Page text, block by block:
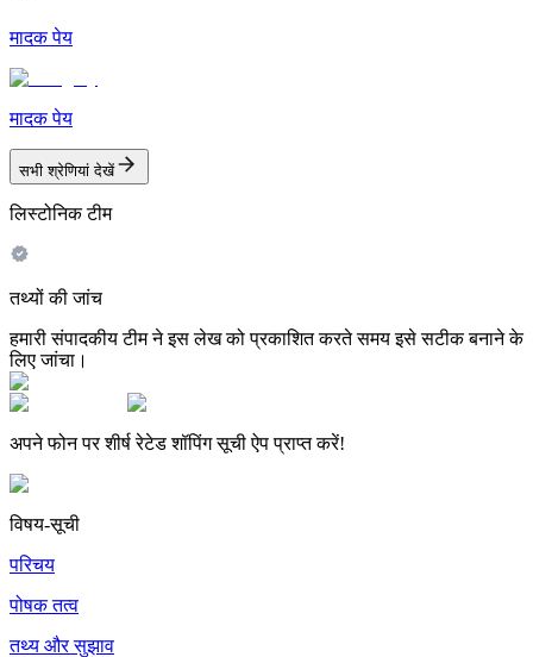
मादक पेय
मादक पेय
सभी श्रेणियां देखें
लिस्टोनिक टीम
तथ्यों की जांच
हमारी संपादकीय टीम ने इस लेख को प्रकाशित करते समय इसे सटीक बनाने के
लिए जांचा।
अपने फोन पर शीर्ष रेटेड शॉपिंग सूची ऐप प्राप्त करें!
विषय-सूची
परिचय
पोषक तत्व
तथ्य और सुझाव